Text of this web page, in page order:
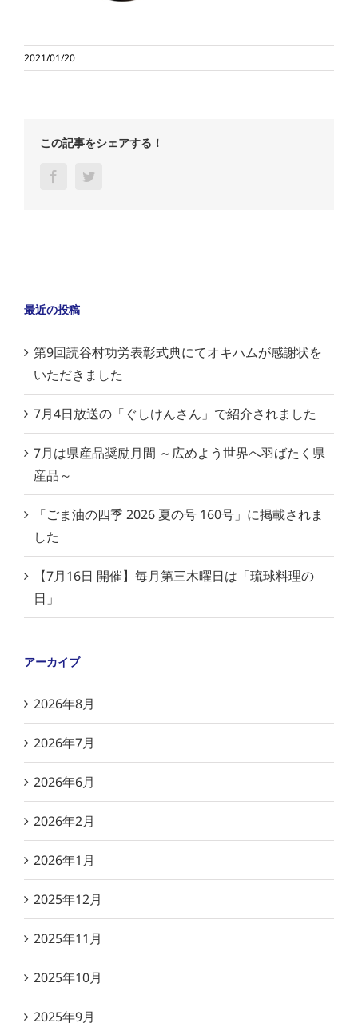
2021/01/20
この記事をシェアする！
Facebook
最近の投稿
第9回読谷村功労表彰式典にてオキハムが感謝状を
いただきました
7月4日放送の「ぐしけんさん」で紹介されました
7月は県産品奨励月間 ～広めよう世界へ羽ばたく県
産品～
「ごま油の四季 2026 夏の号 160号」に掲載されま
した
【7月16日 開催】毎月第三木曜日は「琉球料理の
日」
アーカイブ
2026年8月
2026年7月
2026年6月
2026年2月
2026年1月
2025年12月
2025年11月
2025年10月
2025年9月